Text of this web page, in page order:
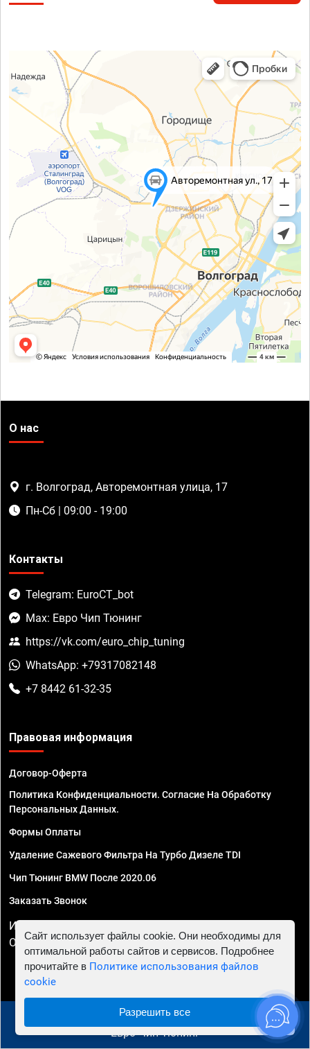
О нас
г. Волгоград, Авторемонтная улица, 17
Пн-Сб | 09:00 - 19:00
Контакты
Telegram: EuroCT_bot
Max: Евро Чип Тюнинг
https://vk.com/euro_chip_tuning
WhatsApp: +79317082148
+7 8442 61-32-35
Правовая информация
Договор-Оферта
Политика Конфиденциальности. Согласие На Обработку
Персональных Данных.
Формы Оплаты
Удаление Сажевого Фильтра На Турбо Дизеле TDI
Чип Тюнинг BMW После 2020.06
Заказать Звонок
ИП Смирнов Георгий Павлович. ИНН 781302555843,
ОГРНИП 324470400032610
© 2010 - 2026 Чип тюнинг в Волгограде - Автосервис
"Евро Чип Тюнинг"
Сайт использует файлы cookie. Они необходимы для
оптимальной работы сайтов и сервисов. Подробнее
прочитайте в Политике использования файлов
cookie
Разрешить все